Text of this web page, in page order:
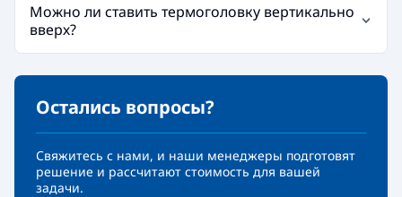
Можно ли ставить термоголовку вертикально
вверх?
Остались вопросы?
Свяжитесь с нами, и наши менеджеры подготовят
решение и рассчитают стоимость для вашей
задачи.